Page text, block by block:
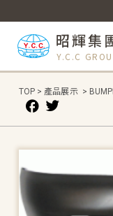
昭輝集
Y.C.C
TOP > 產品展示 >